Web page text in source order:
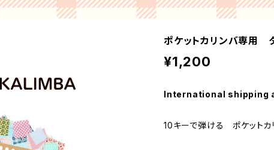
ポケットカリンバ専
¥1,200
International shipping
10キーで弾ける ポケットカ